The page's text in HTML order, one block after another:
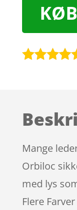
KØB
på
mmelser
Mange
Orbiloc
med lys
Flere